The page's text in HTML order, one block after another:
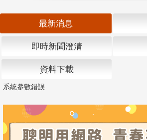
最新消息
即時新聞澄清
資料下載
系統參數錯誤